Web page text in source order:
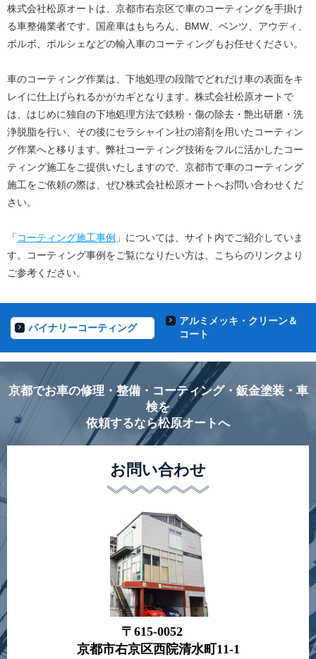
株式会社松原オートは、京都市右京区で車のコーティングを手掛け
る車整備業者です。国産車はもちろん、BMW、ベンツ、アウディ、
ボルボ、ポルシェなどの輸入車のコーティングもお任せください。
車のコーティング作業は、下地処理の段階でどれだけ車の表面をキ
レイに仕上げられるかがカギとなります。株式会社松原オートで
は、はじめに独自の下地処理方法で鉄粉・傷の除去・艶出研磨・洗
浄脱脂を行い、その後にセラシャイン社の溶剤を用いたコーティン
グ作業へと移ります。弊社コーティング技術をフルに活かしたコー
ティング施工をご提供いたしますので、京都市で車のコーティング
施工をご依頼の際は、ぜひ株式会社松原オートへお問い合わせくだ
さい。
「 コーティング施工事例 」については、サイト内でご紹介していま
す。コーティング事例をご覧になりたい方は、こちらのリンクより
ご参考ください。
パイナリーコーティング
アルミメッキ・クリーン＆
コート
京都でお車の修理・整備・コーティング・鈑金塗装・車
検を
依頼するなら松原オートへ
お問い合わせ
〒615-0052
京都市右京区西院清水町11-1